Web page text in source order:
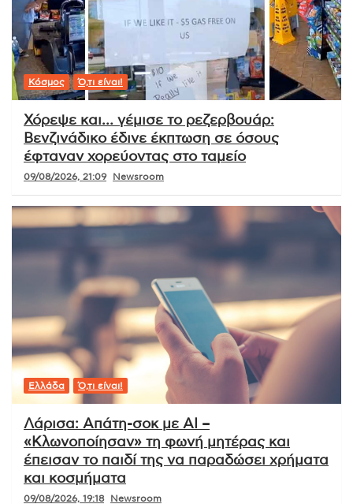
Κόσμος Ό,τι είναι!
Χόρεψε και… γέμισε το ρεζερβουάρ:
Βενζινάδικο έδινε έκπτωση σε όσους
έφταναν χορεύοντας στο ταμείο
09/08/2026, 21:09 Newsroom
Ελλάδα Ό,τι είναι!
Λάρισα: Απάτη-σοκ με AI –
«Κλωνοποίησαν» τη φωνή μητέρας και
έπεισαν το παιδί της να παραδώσει χρήματα
και κοσμήματα
09/08/2026, 19:18 Newsroom